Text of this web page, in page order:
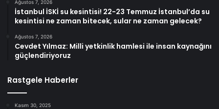
Ağustos 7, 2026
İstanbul İSKİ su kesintisi! 22-23 Temmuz İstanbul’da su
kesintisi ne zaman bitecek, sular ne zaman gelecek?
Ağustos 7, 2026
Cevdet Yılmaz: Milli yetkinlik hamlesi ile insan kaynağını
güçlendiriyoruz
Rastgele Haberler
Kasım 30, 2025